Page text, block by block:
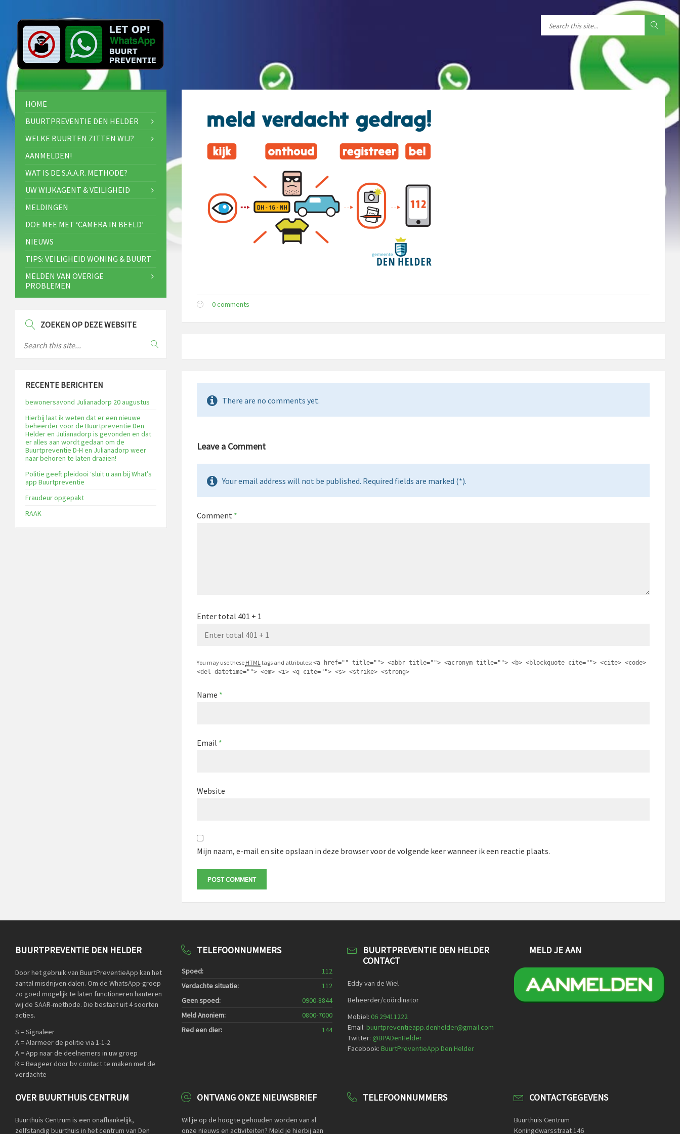
0 comments
There are no comments yet.
Leave a Comment
Your email address will not be published. Required fields are marked (*).
Comment *
Enter total 401 + 1
You may use these HTMLtags and attributes: <a href="" title=""> <abbr title=""> <acronym title=""> <b> <blockquote cite=""> <cite> <code>
<del datetime=""> <em> <i> <q cite=""> <s> <strike> <strong>
Name *
Email *
Website
Mijn naam, e-mail en site opslaan in deze browser voor de volgende keer wanneer ik een reactie plaats.
HOME
BUURTPREVENTIE DEN HELDER
WELKE BUURTEN ZITTEN WIJ?
AANMELDEN!
WAT IS DE S.A.A.R. METHODE?
UW WIJKAGENT & VEILIGHEID
MELDINGEN
DOE MEE MET ‘CAMERA IN BEELD’
NIEUWS
TIPS: VEILIGHEID WONING & BUURT
MELDEN VAN OVERIGE
PROBLEMEN
ZOEKEN OP DEZE WEBSITE
RECENTE BERICHTEN
bewonersavond Julianadorp 20 augustus
Hierbij laat ik weten dat er een nieuwe
beheerder voor de Buurtpreventie Den
Helder en Julianadorp is gevonden en dat
er alles aan wordt gedaan om de
Buurtpreventie D-H en Julianadorp weer
naar behoren te laten draaien!
Politie geeft pleidooi ‘sluit u aan bij What’s
app Buurtpreventie
Fraudeur opgepakt
RAAK
BUURTPREVENTIE DEN HELDER
Door het gebruik van BuurtPreventieApp kan het
aantal misdrijven dalen. Om de WhatsApp-groep
zo goed mogelijk te laten functioneren hanteren
wij de SAAR-methode. Die bestaat uit 4 soorten
acties.
S = Signaleer
A = Alarmeer de politie via 1-1-2
A = App naar de deelnemers in uw groep
R = Reageer door bv contact te maken met de
verdachte
TELEFOONNUMMERS
Spoed:
112
Verdachte situatie:
112
Geen spoed:
0900-8844
Meld Anoniem:
0800-7000
Red een dier:
144
BUURTPREVENTIE DEN HELDER
CONTACT
Eddy van de Wiel
Beheerder/coördinator
Mobiel: 06 29411222
Email: buurtpreventieapp.denhelder@gmail.com
Twitter: @BPADenHelder
Facebook: BuurtPreventieApp Den Helder
MELD JE AAN
OVER BUURTHUIS CENTRUM
Buurthuis Centrum is een onafhankelijk,
zelfstandig buurthuis in het centrum van Den
ONTVANG ONZE NIEUWSBRIEF
Wil je op de hoogte gehouden worden van al
onze nieuws en activiteiten? Meld je hierbij aan
TELEFOONNUMMERS CONTACTGEGEVENS
Buurthuis Centrum
Koningdwarsstraat 146